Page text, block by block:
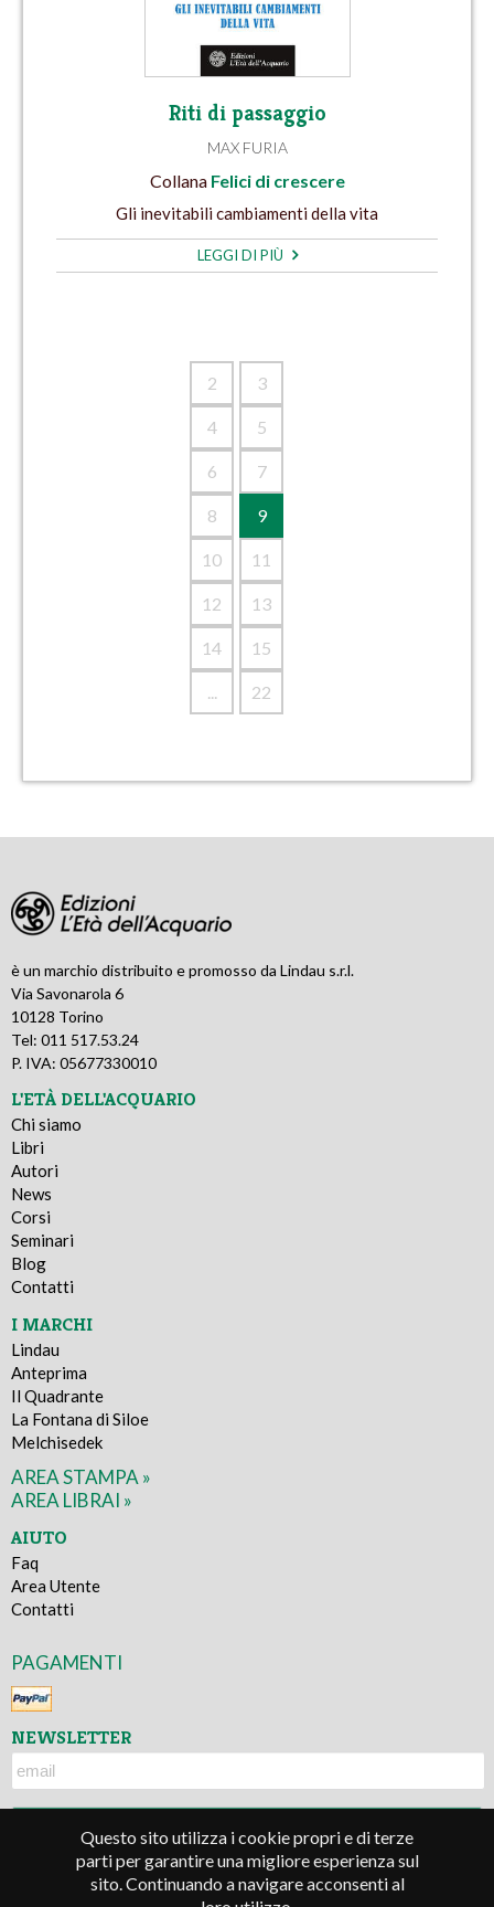
Questo sito utilizza i cookie propri e di terze
parti per garantire una migliore esperienza sul
sito. Continuando a navigare acconsenti al
Riti di passaggio
MAX FURIA
Collana Felici di crescere
Gli inevitabili cambiamenti della vita
LEGGI DI PIÙ
2 3
4 5
6 7
8 9
10 11
12 13
14 15
... 22
è un marchio distribuito e promosso da Lindau s.r.l.
Via Savonarola 6
10128 Torino
Tel: 011 517.53.24
P. IVA: 05677330010
L'ETÀ DELL'ACQUARIO
Chi siamo
Libri
Autori
News
Corsi
Seminari
Blog
Contatti
I MARCHI
Lindau
Anteprima
Il Quadrante
La Fontana di Siloe
Melchisedek
AREA STAMPA »
AREA LIBRAI »
AIUTO
Faq
Area Utente
Contatti
PAGAMENTI
NEWSLETTER